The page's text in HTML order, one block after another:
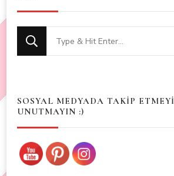
Looking
for
SOSYAL MEDYADA TAKİP ETMEYİ
UNUTMAYIN :)